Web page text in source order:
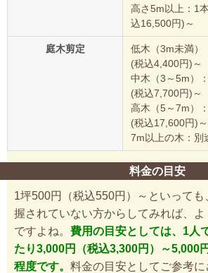
高さ5m以上：1
込16,500円)～
庭木剪定
低木（3m未満）
(税込4,400円)～
中木（3～5m）
(税込7,700円)～
高木（5～7m）
(税込17,600円)～
7m以上の木：別
料金の目安
1坪500円（税込550円）～といって
握されていない方からしてみれば、
ですよね。 費用の目安としては、1人
たり3,000円（税込3,300円）～5,000
程度です。 料金の目安としてご参考に